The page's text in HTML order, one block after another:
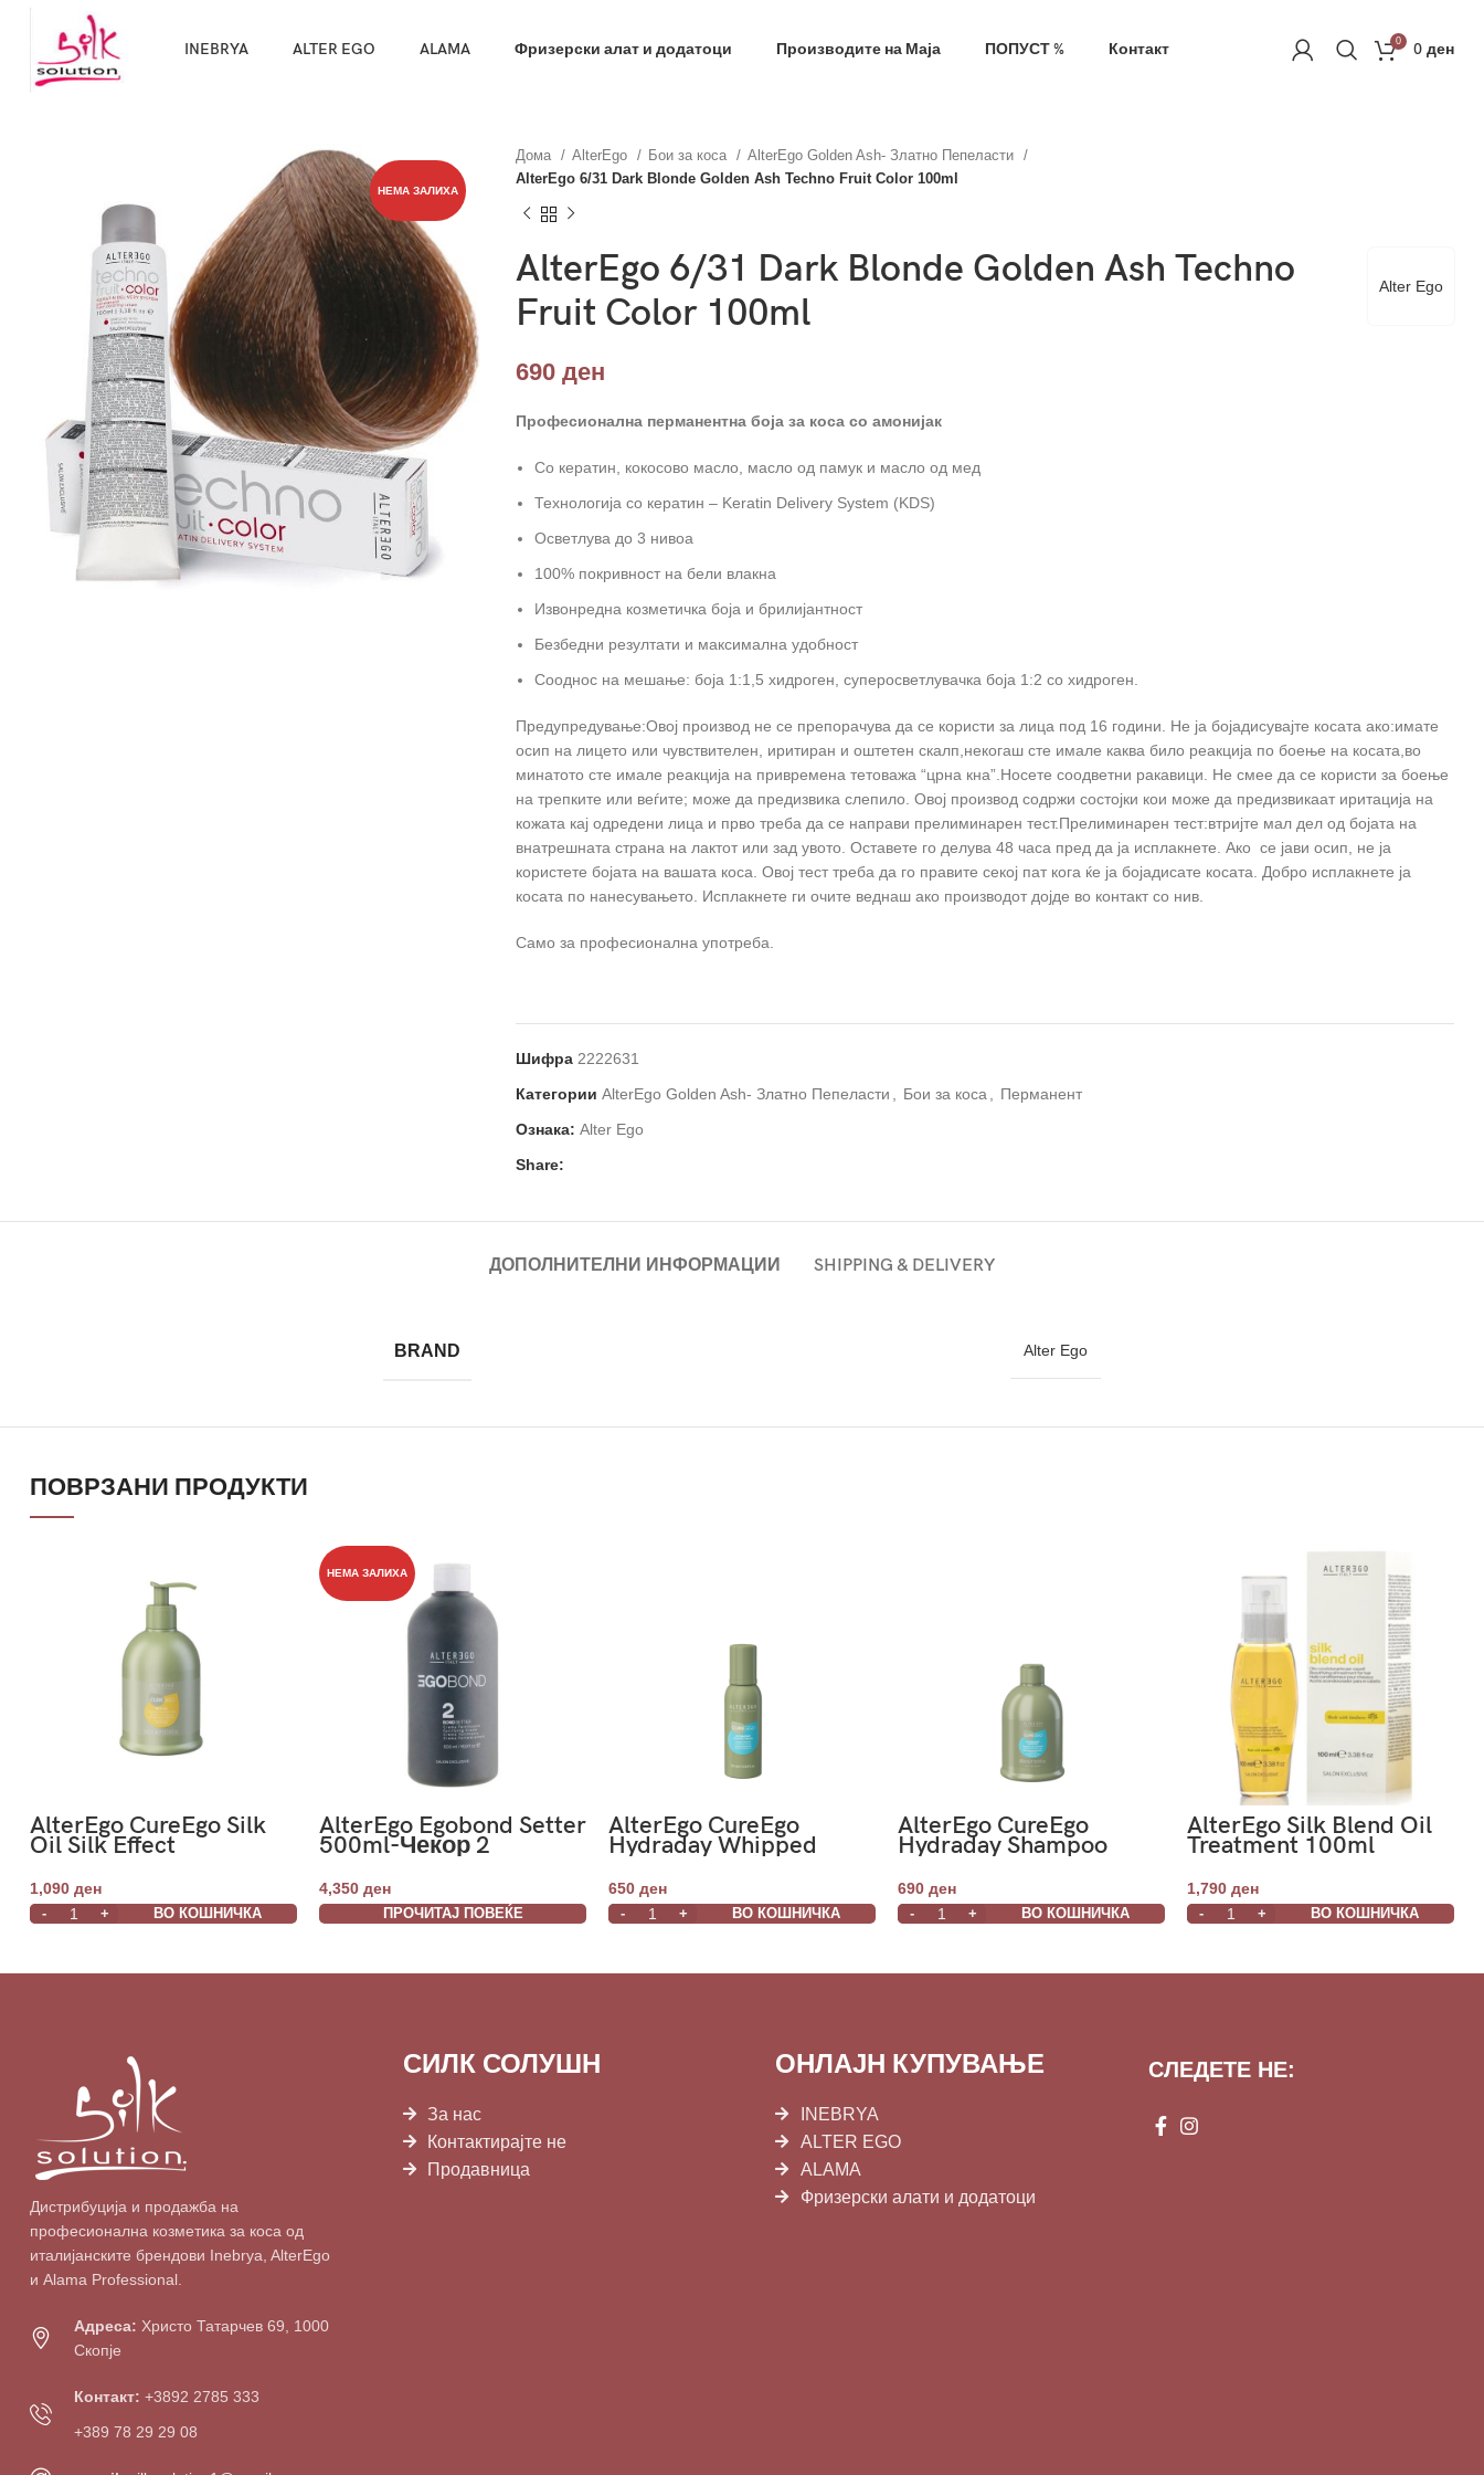
INEBRYA ALTER EGO ALAMA Фризерски алат и додатоци Производите на Маја ПОПУСТ % Контакт 0 0 ден
НЕМА ЗАЛИХА
Дома AlterEgo Бои за коса
AlterEgo Golden Ash- Златно Пепеласти
AlterEgo 6/31 Dark Blonde Golden Ash Techno Fruit Color 100ml
Alter Ego
AlterEgo 6/31 Dark Blonde Golden Ash Techno
Fruit Color 100ml
690 ден
Професионална перманентна боја за коса со амонијак
Со кератин, кокосово масло, масло од памук и масло од мед
Технологија со кератин – Keratin Delivery System (KDS)
Осветлува до 3 нивоа
100% покривност на бели влакна
Извонредна козметичка боја и брилијантност
Безбедни резултати и максимална удобност
Сооднос на мешање: боја 1:1,5 хидроген, суперосветлувачка боја 1:2 со хидроген.
Предупредување:Овој производ не се препорачува да се користи за лица под 16 години. Не ја бојадисувајте косата ако:имате
осип на лицето или чувствителен, иритиран и оштетен скалп,некогаш сте имале каква било реакција по боење на косата,во
минатото сте имале реакција на привремена тетоважа “црна кна”.Носете соодветни ракавици. Не смее да се користи за боење
на трепките или веѓите; може да предизвика слепило. Овој производ содржи состојки кои може да предизвикаат иритација на
кожата кај одредени лица и прво треба да се направи прелиминарен тест.Прелиминарен тест:втријте мал дел од бојата на
внатрешната страна на лактот или зад увото. Оставете го делува 48 часа пред да ја исплакнете. Ако се јави осип, не ја
користете бојата на вашата коса. Овој тест треба да го правите секој пат кога ќе ја бојадисате косата. Добро исплакнете ја
косата по нанесувањето. Исплакнете ги очите веднаш ако производот дојде во контакт со нив.
Само за професионална употреба.
Шифра 2222631
Категории AlterEgo Golden Ash- Златно Пепеласти Бои за коса
Перманент
Ознака: Alter Ego
Share:
ДОПОЛНИТЕЛНИ ИНФОРМАЦИИ SHIPPING & DELIVERY
BRAND Alter Ego
ПОВРЗАНИ ПРОДУКТИ
AlterEgo CureEgo Silk
Oil Silk Effect
1,090 ден
ВО КОШНИЧКА
НЕМА ЗАЛИХА
AlterEgo Egobond Setter
500ml-Чекор 2
4,350 ден
ПРОЧИТАЈ ПОВЕЌЕ
AlterEgo CureEgo
Hydraday Whipped
Cream Hydrating
Mousse 75ml
650 ден
ВО КОШНИЧКА
AlterEgo CureEgo
Hydraday Shampoo
Frequent Use 300ml
690 ден
ВО КОШНИЧКА
AlterEgo Silk Blend Oil
Treatment 100ml
1,790 ден
ВО КОШНИЧКА
Дистрибуција и продажба на
професионална козметика за коса од
италијанските брендови Inebrya, AlterEgo
и Alama Professional.
Адреса: Христо Татарчев 69, 1000
Скопје
Контакт: +3892 2785 333
+389 78 29 29 08
СИЛК СОЛУШН
За нас
Контактирајте не
Продавница
ОНЛАЈН КУПУВАЊЕ
INEBRYA
ALTER EGO
ALAMA
Фризерски алати и додатоци
СЛЕДЕТЕ НЕ: